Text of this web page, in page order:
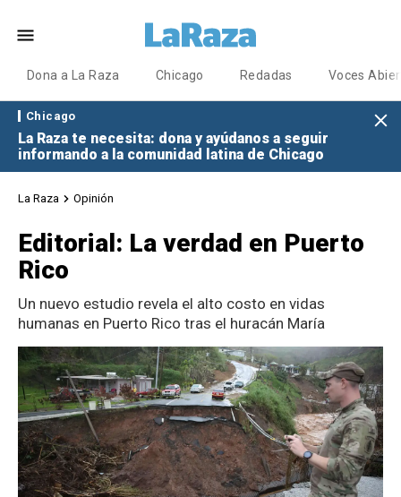
Dona a La Raza Chicago Redadas Voces
Chicago
La Raza te necesita: dona y ayúdanos a seguir
informando a la comunidad latina de Chicago
La Raza Opinión
Editorial: La verdad en Puerto
Rico
Un nuevo estudio revela el alto costo en vidas
humanas en Puerto Rico tras el huracán María